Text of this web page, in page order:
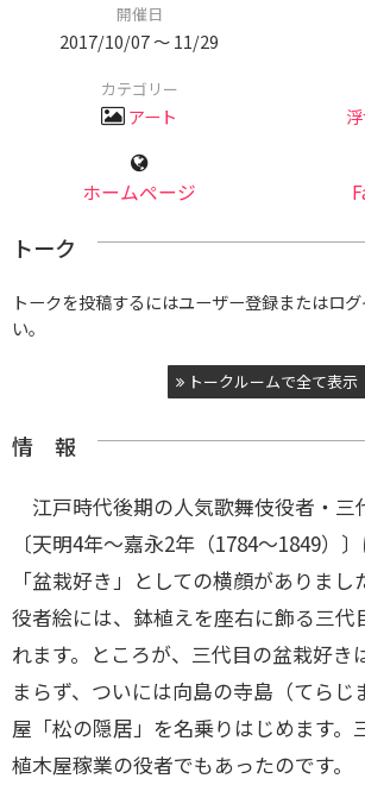
開催日
2017/10/07 〜 11/29
カテゴリー
アート
ホームページ
トーク
トークを投稿するにはユーザー登録またはロ
い。
トークルームで全て表示
情 報
江戸時代後期の人気歌舞伎役者・三
〔天明4年～嘉永2年（1784～1849）
「盆栽好き」としての横顔がありま
役者絵には、鉢植えを座右に飾る三代
れます。ところが、三代目の盆栽好き
まらず、ついには向島の寺島（てらじ
屋「松の隠居」を名乗りはじめます。
植木屋稼業の役者でもあったのです。